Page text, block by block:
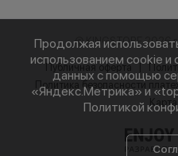
© KINGSTORE 2026
Публичная оферта
Политика безопасности
Продолжая
использованием cookie и
данных с помощью
«Яндекс.Метрика» и
Политикой